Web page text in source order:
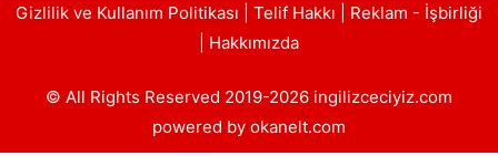
Gizlilik ve Kullanım Politikası Telif Hakkı
Reklam - İşbirliği
Hakkımızda
© All Rights Reserved 2019-2026 ingilizceciyiz.com
powered by okanelt.com